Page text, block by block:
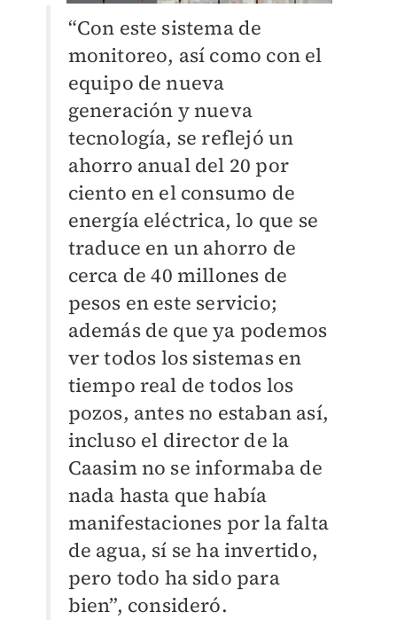
“Con este sistema de
monitoreo, así como con el
equipo de nueva
generación y nueva
tecnología, se reflejó un
ahorro anual del 20 por
ciento en el consumo de
energía eléctrica, lo que se
traduce en un ahorro de
cerca de 40 millones de
pesos en este servicio;
además de que ya podemos
ver todos los sistemas en
tiempo real de todos los
pozos, antes no estaban así,
incluso el director de la
Caasim no se informaba de
nada hasta que había
manifestaciones por la falta
de agua, sí se ha invertido,
pero todo ha sido para
bien”, consideró.